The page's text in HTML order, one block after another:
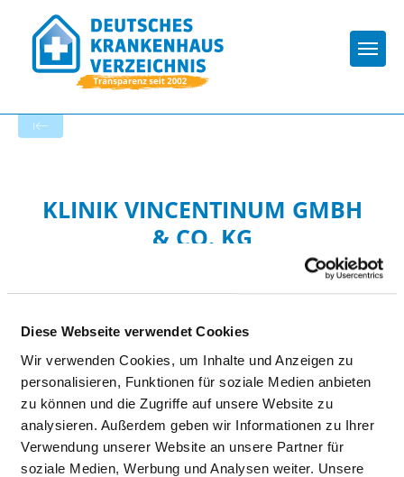
Diese Webseite verwendet Cookies
Wir verwenden Cookies, um Inhalte und Anzeigen zu
personalisieren, Funktionen für soziale Medien anbieten
zu können und die Zugriffe auf unsere Website zu
analysieren. Außerdem geben wir Informationen zu Ihrer
Verwendung unserer Website an unsere Partner für
soziale Medien, Werbung und Analysen weiter. Unsere
KLINIK VINCENTINUM GMBH
& CO. KG
Passend dazu:
Ärzte & Ärztinnen